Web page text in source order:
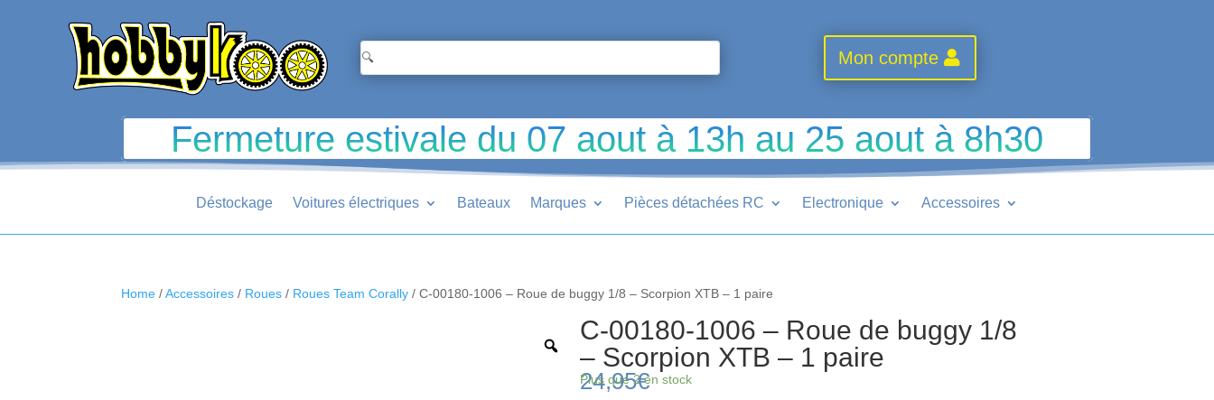
Mon compte
Fermeture estivale du 07 aout à 13h au 25 aout à 8h30
Déstockage Voitures électriques Bateaux Marques Pièces détachées RC Electronique Accessoires
Home /Accessoires / Roues / Roues Team Corally / C-00180-1006 – Roue de buggy 1/8 – Scorpion XTB – 1 paire
C-00180-1006 – Roue de buggy 1/8
– Scorpion XTB – 1 paire
24,95€
Plus que 2 en stock